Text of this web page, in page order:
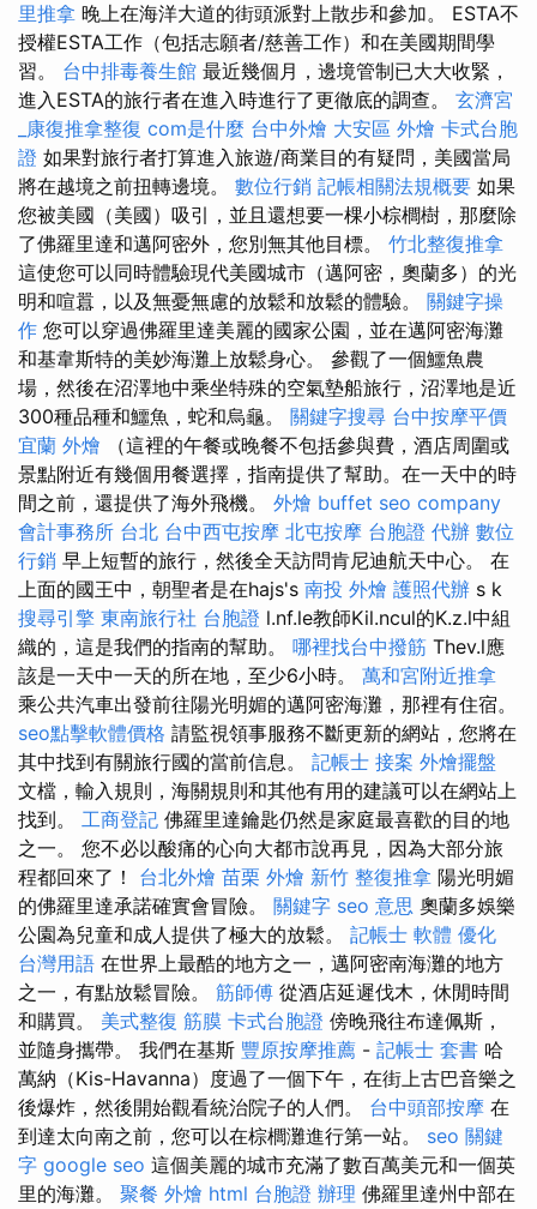
里推拿 晚上在海洋大道的街頭派對上散步和參加。 ESTA不
授權ESTA工作（包括志願者/慈善工作）和在美國期間學
習。 台中排毒養生館 最近幾個月，邊境管制已大大收緊，
進入ESTA的旅行者在進入時進行了更徹底的調查。 玄濟宮
_康復推拿整復 com是什麼 台中外燴 大安區 外燴 卡式台胞
證 如果對旅行者打算進入旅遊/商業目的有疑問，美國當局
將在越境之前扭轉邊境。 數位行銷 記帳相關法規概要 如果
您被美國（美國）吸引，並且還想要一棵小棕櫚樹，那麼除
了佛羅里達和邁阿密外，您別無其他目標。 竹北整復推拿
這使您可以同時體驗現代美國城市（邁阿密，奧蘭多）的光
明和喧囂，以及無憂無慮的放鬆和放鬆的體驗。 關鍵字操
作 您可以穿過佛羅里達美麗的國家公園，並在邁阿密海灘
和基韋斯特的美妙海灘上放鬆身心。 參觀了一個鱷魚農
場，然後在沼澤地中乘坐特殊的空氣墊船旅行，沼澤地是近
300種品種和鱷魚，蛇和烏龜。 關鍵字搜尋 台中按摩平價
宜蘭 外燴 （這裡的午餐或晚餐不包括參與費，酒店周圍或
景點附近有幾個用餐選擇，指南提供了幫助。在一天中的時
間之前，還提供了海外飛機。 外燴 buffet seo company
會計事務所 台北 台中西屯按摩 北屯按摩 台胞證 代辦 數位
行銷 早上短暫的旅行，然後全天訪問肯尼迪航天中心。 在
上面的國王中，朝聖者是在hajs's 南投 外燴 護照代辦 s k
搜尋引擎 東南旅行社 台胞證 l.nf.le教師Kil.ncul的K.z.l中組
織的，這是我們的指南的幫助。 哪裡找台中撥筋 Thev.l應
該是一天中一天的所在地，至少6小時。 萬和宮附近推拿
乘公共汽車出發前往陽光明媚的邁阿密海灘，那裡有住宿。
seo點擊軟體價格 請監視領事服務不斷更新的網站，您將在
其中找到有關旅行國的當前信息。 記帳士 接案 外燴擺盤
文檔，輸入規則，海關規則和其他有用的建議可以在網站上
找到。 工商登記 佛羅里達鑰匙仍然是家庭最喜歡的目的地
之一。 您不必以酸痛的心向大都市說再見，因為大部分旅
程都回來了！ 台北外燴 苗栗 外燴 新竹 整復推拿 陽光明媚
的佛羅里達承諾確實會冒險。 關鍵字 seo 意思 奧蘭多娛樂
公園為兒童和成人提供了極大的放鬆。 記帳士 軟體 優化
台灣用語 在世界上最酷的地方之一，邁阿密南海灘的地方
之一，有點放鬆冒險。 筋師傅 從酒店延遲伐木，休閒時間
和購買。 美式整復 筋膜 卡式台胞證 傍晚飛往布達佩斯，
並隨身攜帶。 我們在基斯 豐原按摩推薦 - 記帳士 套書 哈
萬納（Kis-Havanna）度過了一個下午，在街上古巴音樂之
後爆炸，然後開始觀看統治院子的人們。 台中頭部按摩 在
到達太向南之前，您可以在棕櫚灘進行第一站。 seo 關鍵
字 google seo 這個美麗的城市充滿了數百萬美元和一個英
里的海灘。 聚餐 外燴 html 台胞證 辦理 佛羅里達州中部在